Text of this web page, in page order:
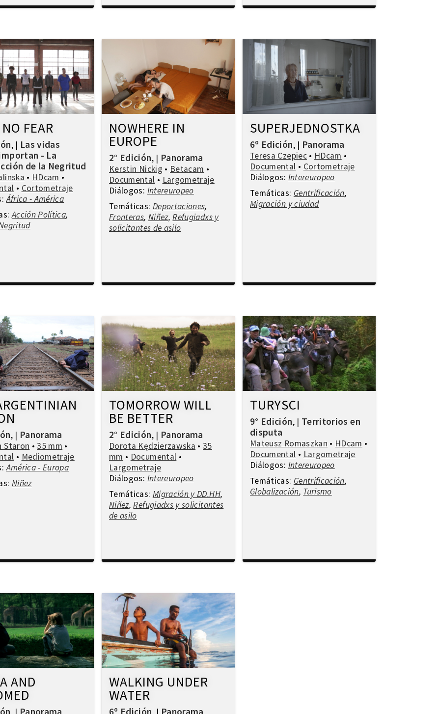
FEAR
, | Las vidas
- La
de la Negritud
• HDcam •
• Cortometraje
África - América
Acción Política,
NOWHERE IN
EUROPE
2° Edición, | Panorama
Kerstin Nickig • Betacam •
Documental • Largometraje
Diálogos: Intereuropeo
Temáticas: Deportaciones,
Fronteras, Niñez,Refugiadxs y
solicitantes de asilo
SUPERJEDNOSTKA
6º Edición, | Panorama
Teresa Czepiec• HDcam •
Documental • Cortometraje
Diálogos: Intereuropeo
Temáticas: Gentrificación,
Migración y ciudad
, | Panorama
Staron •35 mm •
• Mediometraje
América - Europa
Niñez
TOMORROW WILL
BE BETTER
2° Edición, | Panorama
Dorota Kędzierzawska •35
mm • Documental •
Largometraje
Diálogos: Intereuropeo
Temáticas: Migración y DD.HH,
Niñez,Refugiadxs y solicitantes
de asilo
TURYSCI
9° Edición, | Territorios en
disputa
Mateusz Romaszkan • HDcam •
Documental • Largometraje
Diálogos: Intereuropeo
Temáticas: Gentrificación,
Globalización, Turismo
AND WALKING UNDER
WATER